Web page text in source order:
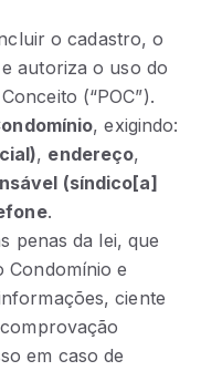
o cadastro, o
autoriza o uso do
(“POC”).
, exigindo:
, endereço,
(síndico[a]
.
penas da lei, que
Condomínio e
ciente
em caso de